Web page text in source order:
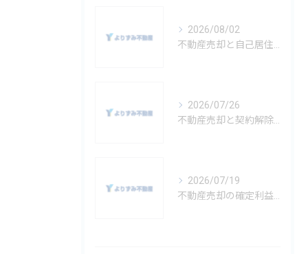
2026/08/02
2026/07/26
2026/07/19